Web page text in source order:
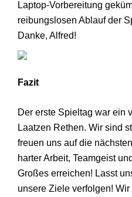
Laptop-Vorbereitung
reibungslosen Ablauf der
Danke, Alfred!
Fazit
Der erste Spieltag war ein
Laatzen Rethen. Wir sind
freuen uns auf die
harter Arbeit, Teamgeist
Großes erreichen! Lasst
unsere Ziele verfolgen!